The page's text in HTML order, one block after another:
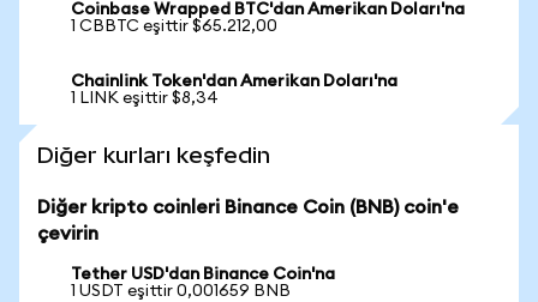
Coinbase Wrapped BTC'dan Amerikan Doları'na
1 CBBTC eşittir $65.212,00
Chainlink Token'dan Amerikan Doları'na
1 LINK eşittir $8,34
Diğer kurları keşfedin
Diğer kripto coinleri Binance Coin (BNB) coin'e
çevirin
Tether USD'dan Binance Coin'na
1 USDT eşittir 0,001659 BNB